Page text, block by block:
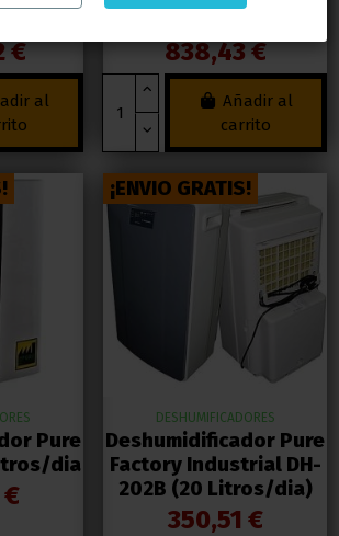
€
al
838,43 €
Añadir al
carrito
Pure
dia
€
¡ENVIO GRATIS!
DESHUMIFICADORES
Deshumidificador Pure
Factory Industrial DH-
202B (20 Litros/dia)
350,51 €